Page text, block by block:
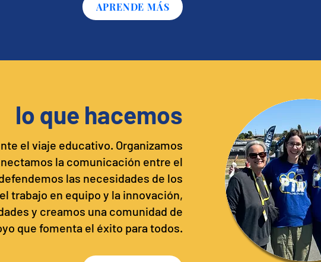
APRENDE MÁS
lo que hacemos
el viaje educativo. Organizamos
la comunicación entre el
las necesidades de los
trabajo en equipo y la innovación,
y creamos una comunidad de
que fomenta el éxito para todos.